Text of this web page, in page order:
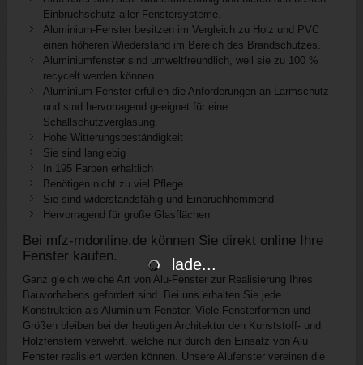
Einbruchschutz aller Fenstersysteme.
Aluminium-Fenster besitzen im Vergleich zu Holz und PVC
einen höheren Wiederstand im Bereich des Brandschutzes.
Aluminiumfenster sind umweltfreundlich, weil sie zu 100 %
recycelt werden können.
Aluminium Fenster erfüllen die Anforderungen an Lärmschutz
und sind hervorragend geeignet für eine
Schallschutzverglasung.
Hohe Witterungsbeständigkeit
Sie sind langlebig
In 195 Farben erhältlich
Benötigen nicht zu viel Pflege
Sie sind widerstandsfähig und Einbruchhemmend
Hervorragend für große Glasflächen
Bei mfz-mdonline.de können Sie direkt online Ihre
Fenster kaufen.
Ganz gleich welche Art von Alu-Fenster zur Realisierung Ihres
Bauvorhabens gefordert sind. Bei uns erhalten Sie jede
Konstruktion als Aluminium Fenster. Viele Fensterformen und
Größen bleiben bei der heutigen Architektur den Kunststoff- und
Holzfenstern verwehrt, welche nur durch den Einsatz von Alu
Fenster realisiert werden können. Unsere Alufenster vereinen die
lade...